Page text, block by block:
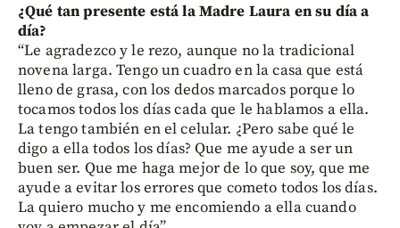
¿Qué tan presente está la Madre Laura en su día a
día?
“Le agradezco y le rezo, aunque no la tradicional
novena larga. Tengo un cuadro en la casa que está
lleno de grasa, con los dedos marcados porque lo
tocamos todos los días cada que le hablamos a ella.
La tengo también en el celular. ¿Pero sabe qué le
digo a ella todos los días? Que me ayude a ser un
buen ser. Que me haga mejor de lo que soy, que me
ayude a evitar los errores que cometo todos los días.
La quiero mucho y me encomiendo a ella cuando